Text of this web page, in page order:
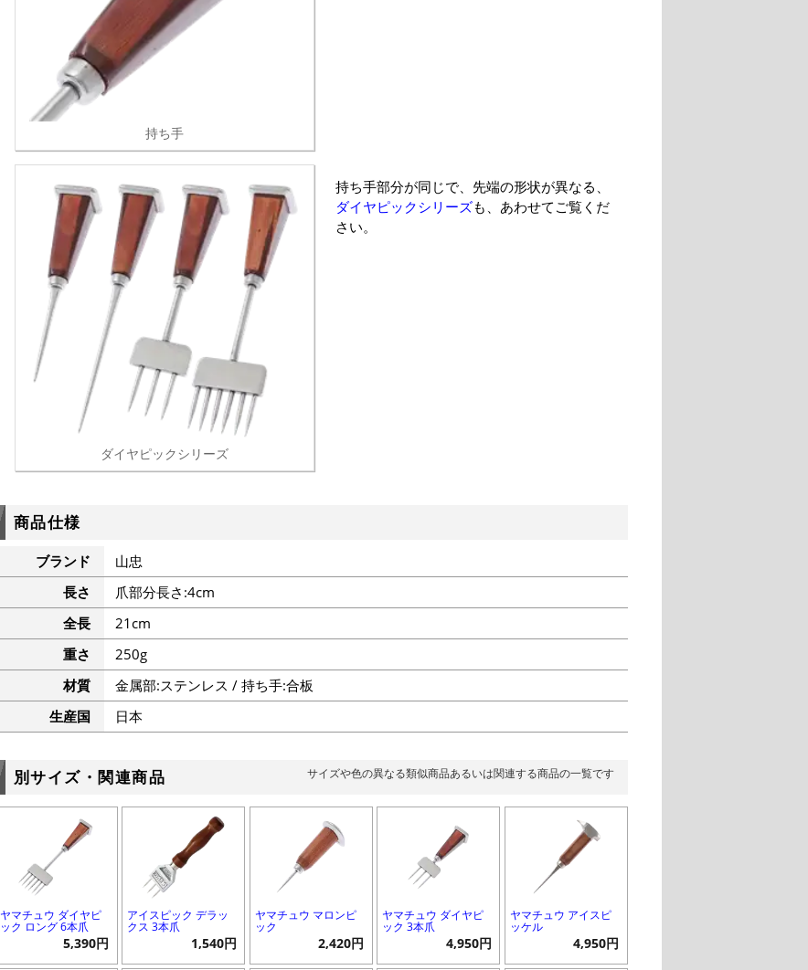
持ち手
ダイヤピックシリーズ
持ち手部分が同じで、先端の形状が異なる、
ダイヤピックシリーズも、あわせてご覧くだ
さい。
商品仕様
ブランド
山忠
長さ
爪部分長さ:4cm
全長
21cm
重さ
250g
材質
金属部:ステンレス / 持ち手:合板
生産国
日本
別サイズ・関連商品 サイズや色の異なる類似商品あるいは関連する商品の一覧です
ヤマチュウ ダイヤピ
ック ロング 6本爪
5,390円
アイスピック デラッ
クス 3本爪
1,540円
ヤマチュウ マロンピ
ック
2,420円
ヤマチュウ ダイヤピ
ック 3本爪
4,950円
ヤマチュウ アイスピ
ッケル
4,950円